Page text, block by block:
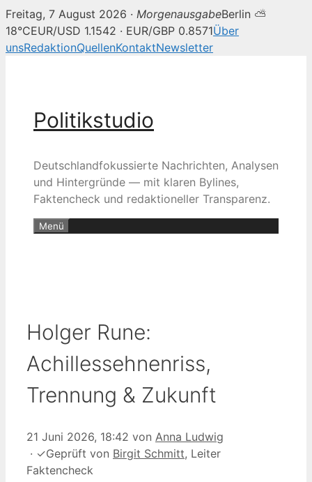
Freitag, 7 August 2026 · MorgenausgabeBerlin ⛅
18°CEUR/USD 1.1542 · EUR/GBP 0.8571Über
unsRedaktionQuellenKontaktNewsletter
Politikstudio
Deutschlandfokussierte Nachrichten, Analysen
und Hintergründe — mit klaren Bylines,
Faktencheck und redaktioneller Transparenz.
Menü
Holger Rune:
Achillessehnenriss,
Trennung & Zukunft
21 Juni 2026, 18:42 von Anna Ludwig
· ✓Geprüft von Birgit Schmitt, Leiter
Faktencheck